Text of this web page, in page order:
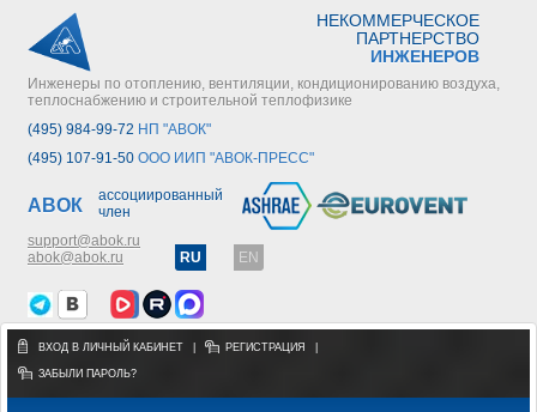
НЕКОММЕРЧЕСКОЕ
ПАРТНЕРСТВО
ИНЖЕНЕРОВ
Инженеры по отоплению, вентиляции, кондиционированию воздуха,
теплоснабжению и строительной теплофизике
(495) 984-99-72 НП "АВОК"
(495) 107-91-50 ООО ИИП "АВОК-ПРЕСС"
АВОК
ассоциированный
член
support@abok.ru
abok@abok.ru
RU EN
ВХОД В ЛИЧНЫЙ КАБИНЕТ РЕГИСТРАЦИЯ
ЗАБЫЛИ ПАРОЛЬ?